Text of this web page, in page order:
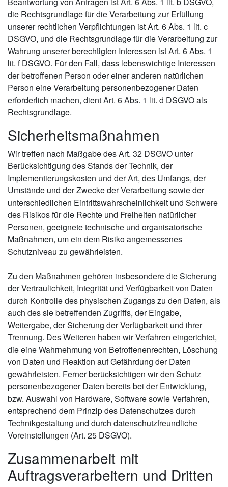
die Rechtsgrundlage für die Verarbeitung zur Erfüllung
unserer rechtlichen Verpflichtungen ist Art. 6 Abs. 1 lit. c
DSGVO, und die Rechtsgrundlage für die Verarbeitung zur
Wahrung unserer berechtigten Interessen ist Art. 6 Abs. 1
lit. f DSGVO. Für den Fall, dass lebenswichtige Interessen
der betroffenen Person oder einer anderen natürlichen
Person eine Verarbeitung personenbezogener Daten
erforderlich machen, dient Art. 6 Abs. 1 lit. d DSGVO als
Rechtsgrundlage.
Sicherheitsmaßnahmen
Wir treffen nach Maßgabe des Art. 32 DSGVO unter
Berücksichtigung des Stands der Technik, der
Implementierungskosten und der Art, des Umfangs, der
Umstände und der Zwecke der Verarbeitung sowie der
unterschiedlichen Eintrittswahrscheinlichkeit und Schwere
des Risikos für die Rechte und Freiheiten natürlicher
Personen, geeignete technische und organisatorische
Maßnahmen, um ein dem Risiko angemessenes
Schutzniveau zu gewährleisten.
Zu den Maßnahmen gehören insbesondere die Sicherung
der Vertraulichkeit, Integrität und Verfügbarkeit von Daten
durch Kontrolle des physischen Zugangs zu den Daten, als
auch des sie betreffenden Zugriffs, der Eingabe,
Weitergabe, der Sicherung der Verfügbarkeit und ihrer
Trennung. Des Weiteren haben wir Verfahren eingerichtet,
die eine Wahrnehmung von Betroffenenrechten, Löschung
von Daten und Reaktion auf Gefährdung der Daten
gewährleisten. Ferner berücksichtigen wir den Schutz
personenbezogener Daten bereits bei der Entwicklung,
bzw. Auswahl von Hardware, Software sowie Verfahren,
entsprechend dem Prinzip des Datenschutzes durch
Technikgestaltung und durch datenschutzfreundliche
Voreinstellungen (Art. 25 DSGVO).
Zusammenarbeit mit
Auftragsverarbeitern und Dritten